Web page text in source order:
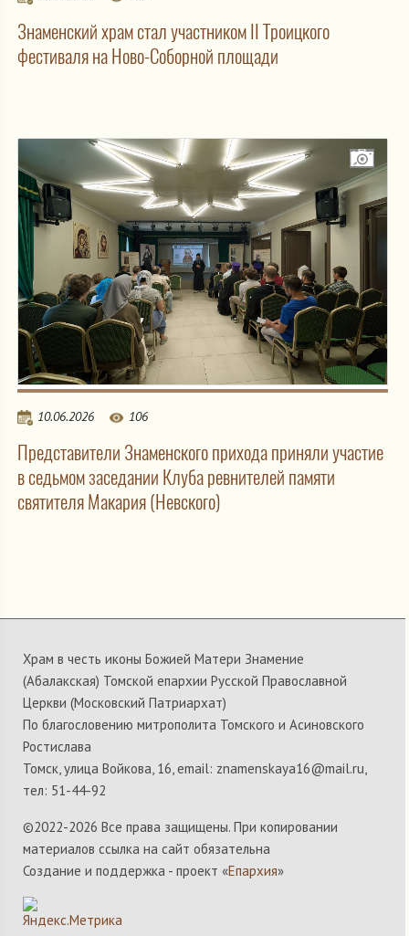
Знаменский храм стал участником II Троицкого
фестиваля на Ново-Соборной площади
10.06.2026 106
Представители Знаменского прихода приняли участие
в седьмом заседании Клуба ревнителей памяти
святителя Макария (Невского)
Храм в честь иконы Божией Матери Знамение
(Абалакская) Томской епархии Русской Православной
Церкви (Московский Патриархат)
По благословению митрополита Томского и Асиновского
Ростислава
Томск, улица Войкова, 16, email: znamenskaya16@mail.ru,
тел: 51-44-92
©2022-2026 Все права защищены. При копировании
материалов ссылка на сайт обязательна
Создание и поддержка - проект «Епархия»